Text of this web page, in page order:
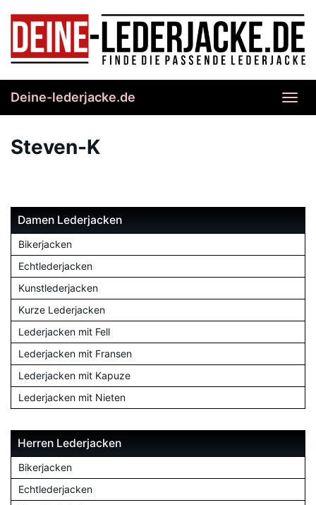
content
Deine-lederjacke.de
Steven-K
Damen Lederjacken
Bikerjacken
Echtlederjacken
Kunstlederjacken
Kurze Lederjacken
Lederjacken mit Fell
Lederjacken mit Fransen
Lederjacken mit Kapuze
Lederjacken mit Nieten
Herren Lederjacken
Bikerjacken
Echtlederjacken